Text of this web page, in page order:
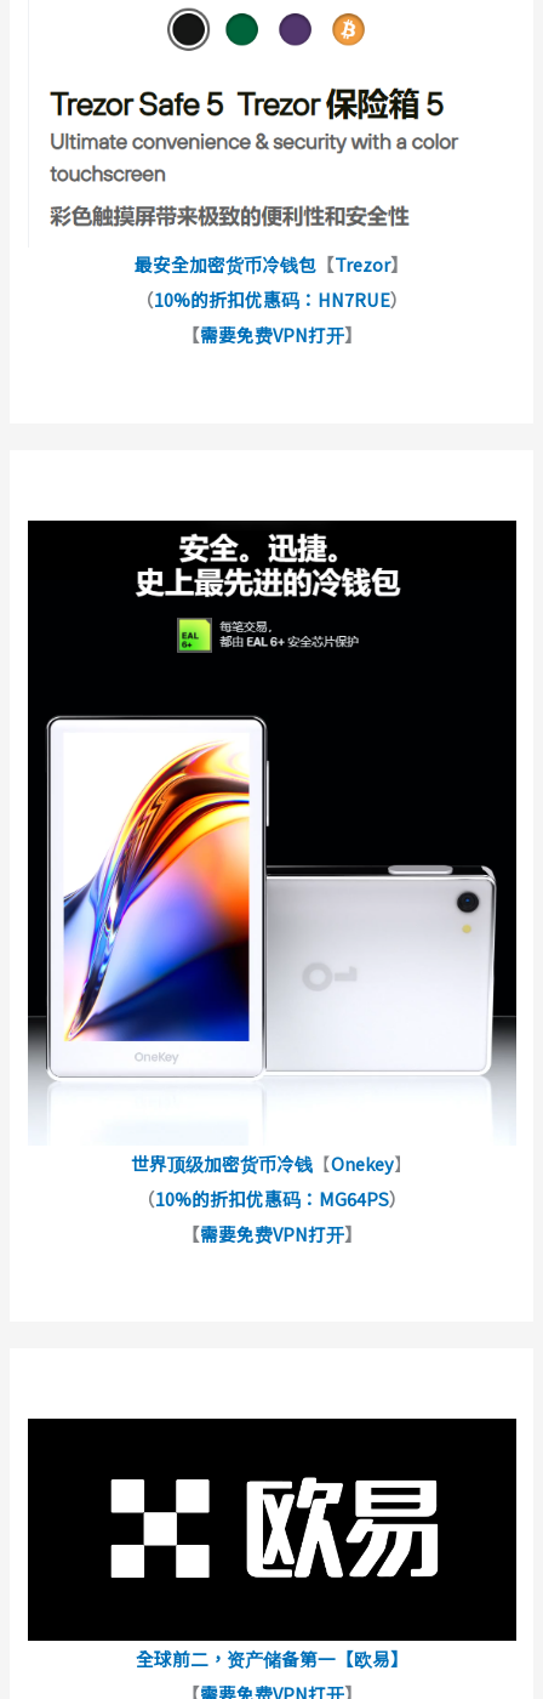
最安全加密货币冷钱包 【Trezor】
（10%的折扣优惠码：HN7RUE）
【需要免费VPN打开】
世界顶级加密货币冷钱 【Onekey】
（10%的折扣优惠码：MG64PS）
【需要免费VPN打开】
全球前二，资产储备第一【欧易】